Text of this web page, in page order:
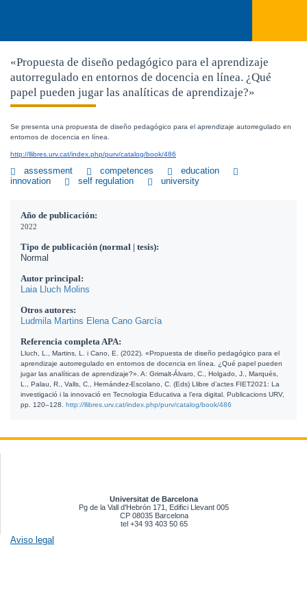
«Propuesta de diseño pedagógico para el aprendizaje
autorregulado en entornos de docencia en línea. ¿Qué
papel pueden jugar las analíticas de aprendizaje?»
Se presenta una propuesta de diseño pedagógico para el aprendizaje autorregulado en
entornos de docencia en línea.
http://llibres.urv.cat/index.php/purv/catalog/book/486
assessment competences
education
innovation
self regulation university
Año de publicación:
2022
Tipo de publicación (normal | tesis):
Normal
Autor principal:
Laia Lluch Molins
Otros autores:
Ludmila Martins Elena Cano García
Referencia completa APA:
Lluch, L., Martins, L. i Cano, E. (2022). «Propuesta de diseño pedagógico para el
aprendizaje autorregulado en entornos de docencia en línea. ¿Qué papel pueden
jugar las analíticas de aprendizaje?». A: Grimalt-Álvaro, C., Holgado, J., Marqués,
L., Palau, R., Valls, C., Hernández-Escolano, C. (Eds) Llibre d’actes FIET2021: La
investigació i la innovació en Tecnologia Educativa a l’era digital. Publicacions URV,
pp. 120–128. http://llibres.urv.cat/index.php/purv/catalog/book/486
Universitat de Barcelona
Pg de la Vall d'Hebrón 171, Edifici Llevant 005
CP 08035 Barcelona
tel +34 93 403 50 65
Aviso legal